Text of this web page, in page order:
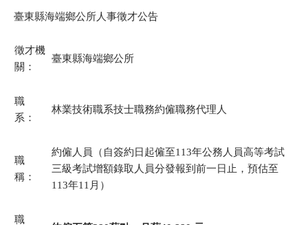
臺東縣海端鄉公所人事徵才公告
徵才機
關：
臺東縣海端鄉公所
職
系：
林業技術職系技士職務約僱職務代理人
職
稱：
約僱人員（自簽約日起僱至113年公務人員高等考試
三級考試增額錄取人員分發報到前一日止，預估至
113年11月）
職